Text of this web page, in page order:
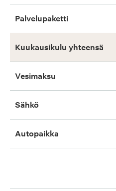
Palvelupaketti
Kuukausikulu yhteensä
Vesimaksu
Sähkö
Autopaikka